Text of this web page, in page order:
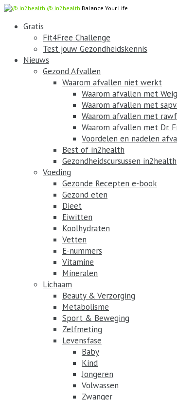
@ in2health Balance Your Life
Gratis
Fit4Free Challenge
Test jouw Gezondheidskennis
Nieuws
Gezond Afvallen
Waarom afvallen niet werkt
Waarom afvallen met
Waarom afvallen met
Waarom afvallen met
Waarom afvallen met Dr.
Voordelen en nadelen
Best of in2health
Gezondheidscursussen in2health
Voeding
Gezonde Recepten e-book
Gezond eten
Dieet
Eiwitten
Koolhydraten
Vetten
E-nummers
Vitamine
Mineralen
Lichaam
Beauty & Verzorging
Metabolisme
Sport & Beweging
Zelfmeting
Levensfase
Baby
Kind
Jongeren
Volwassen
Zwanger